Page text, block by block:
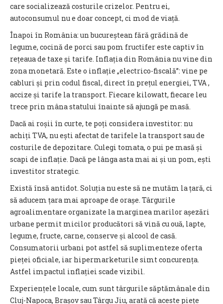
care socializează costurile crizelor. Pentru ei,
autoconsumul nu e doar concept, ci mod de viață.
Înapoi în România: un bucureștean fără grădină de
legume, cocină de porci sau pom fructifer este captiv în
rețeaua de taxe și tarife. Inflația din România nu vine din
zona monetară. Este o inflație „electrico-fiscală”: vine pe
cabluri și prin codul fiscal, direct în prețul energiei, TVA ,
accize și tarife la transport. Fiecare kilowatt, fiecare leu
trece prin mâna statului înainte să ajungă pe masă.
Dacă ai roșii în curte, te poți considera investitor: nu
achiți TVA, nu ești afectat de tarifele la transport sau de
costurile de depozitare. Culegi tomata, o pui pe masă și
scapi de inflație. Dacă pe lânga asta mai ai și un pom, ești
investitor strategic.
Există însă antidot. Soluția nu este să ne mutăm la țară, ci
să aducem țara mai aproape de orașe. Târgurile
agroalimentare organizate la marginea marilor așezări
urbane permit micilor producători să vină cu ouă, lapte,
legume, fructe, carne, conserve și alcool de casă.
Consumatorii urbani pot astfel să suplimenteze oferta
pieței oficiale, iar hipermarketurile simt concurența.
Astfel impactul inflației scade vizibil.
Experiențele locale, cum sunt târgurile săptămânale din
Cluj-Napoca, Brașov sau Târgu Jiu, arată că aceste piețe